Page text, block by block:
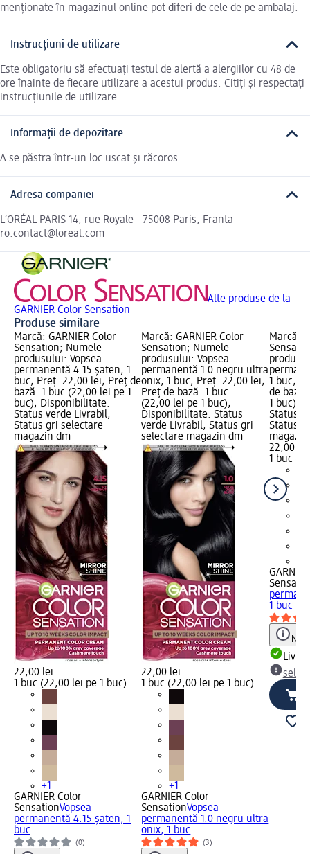
menționate în magazinul online pot diferi de cele de pe ambalaj.
Instrucțiuni de utilizare
Este obligatoriu să efectuați testul de alertă a alergiilor cu 48 de
ore înainte de fiecare utilizare a acestui produs. Citiți și respectați
instrucțiunile de utilizare
Informații de depozitare
A se păstra într-un loc uscat și răcoros
Adresa companiei
L’ORÉAL PARIS 14, rue Royale - 75008 Paris, Franta
ro.contact@loreal.com
Alte produse de la
GARNIER Color Sensation
Produse similare
Marcă: GARNIER Color
Sensation; Numele
produsului: Vopsea
permanentă 4.15 şaten, 1
buc; Preț: 22,00 lei; Preț de
bază: 1 buc (22,00 lei pe 1
buc); Disponibilitate:
Status verde Livrabil,
Status gri selectare
magazin dm
22,00 lei
1 buc (22,00 lei pe 1 buc)
+1
GARNIER Color
SensationVopsea
permanentă 4.15 şaten, 1
buc
(0)
Marcă: GARNIER Color
Sensation; Numele
produsului: Vopsea
permanentă 1.0 negru ultra
onix, 1 buc; Preț: 22,00 lei;
Preț de bază: 1 buc
(22,00 lei pe 1 buc);
Disponibilitate: Status
verde Livrabil, Status gri
selectare magazin dm
22,00 lei
1 buc (22,00 lei pe 1 buc)
+1
GARNIER Color
SensationVopsea
permanentă 1.0 negru ultra
onix, 1 buc
(3)
Marcă:
1 buc;
de
1 buc);
Status
Status
22,00 lei
1 buc
1 buc
Notă